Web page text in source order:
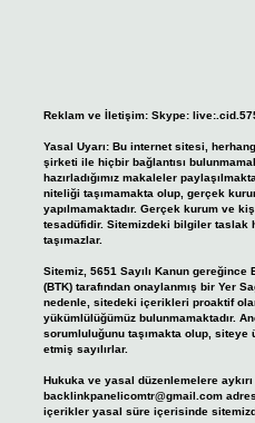
Reklam ve İletişim: Skype:
Yasal Uyarı: Bu internet sitesi,
şirketi ile hiçbir bağlantısı
hazırladığımız makaleler
niteliği taşımamakta olup, gerçek
yapılmamaktadır. Gerçek kurum ve
tesadüfidir. Sitemizdeki bilgiler taslak
taşımazlar.
Sitemiz, 5651 Sayılı Kanun
(BTK) tarafından onaylanmış bir Yer
nedenle, sitedeki içerikleri proaktif
yükümlülüğümüz bulunmamaktadır.
sorumluluğunu taşımakta olup, siteye
etmiş sayılırlar.
Hukuka ve yasal düzenlemelere
backlinkpanelicomtr@gmail.com
içerikler yasal süre içerisinde